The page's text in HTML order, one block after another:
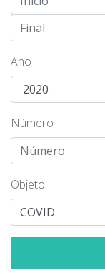
Ano
Número
Objeto